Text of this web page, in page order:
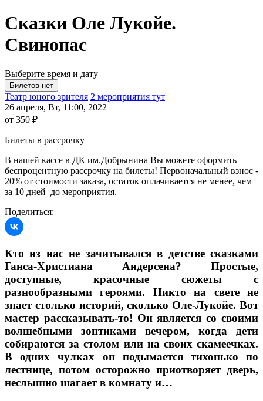
Сказки Оле Лукойе.
Свинопас
Выберите время и дату
Театр юного зрителя 2 мероприятия тут
26 апреля, Вт, 11:00, 2022
от 350 ₽
Билеты в рассрочку
В нашей кассе в ДК им.Добрынина Вы можете оформить
беспроцентную рассрочку на билеты! Первоначальный взнос -
20% от стоимости заказа, остаток оплачивается не менее, чем
за 10 дней до мероприятия.
Поделиться:
Кто из нас не зачитывался в детстве сказками
Ганса-Христиана Андерсена? Простые,
доступные, красочные сюжеты с
разнообразными героями. Никто на свете не
знает столько историй, сколько Оле-Лукойе. Вот
мастер рассказывать-то! Он является со своими
волшебными зонтиками вечером, когда дети
собираются за столом или на своих скамеечках.
В одних чулках он подымается тихонько по
лестнице, потом осторожно приотворяет дверь,
неслышно шагает в комнату и…